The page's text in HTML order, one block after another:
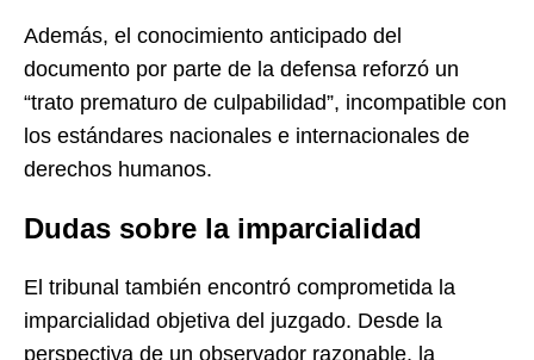
Además, el conocimiento anticipado del
documento por parte de la defensa reforzó un
“trato prematuro de culpabilidad”, incompatible con
los estándares nacionales e internacionales de
derechos humanos.
Dudas sobre la imparcialidad
El tribunal también encontró comprometida la
imparcialidad objetiva del juzgado. Desde la
perspectiva de un observador razonable, la